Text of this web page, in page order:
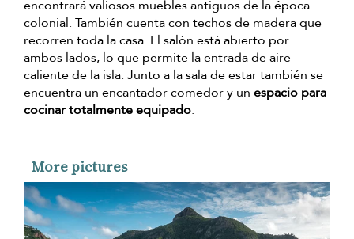
encontrará valiosos muebles antiguos de la época
colonial. También cuenta con techos de madera que
recorren toda la casa. El salón está abierto por
ambos lados, lo que permite la entrada de aire
caliente de la isla. Junto a la sala de estar también se
encuentra un encantador comedor y un espacio para
cocinar totalmente equipado.
More pictures